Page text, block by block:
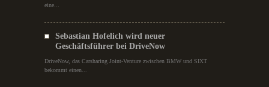
eine...
Sebastian Hofelich wird neuer
Geschäftsführer bei DriveNow
DriveNow, das Carsharing Joint-Venture zwischen BMW und SIXT
bekommt einen...